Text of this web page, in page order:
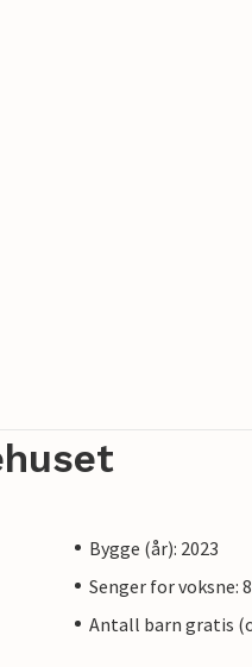
Bygge (år): 2023
Senger for voksne: 8
Antall barn gratis